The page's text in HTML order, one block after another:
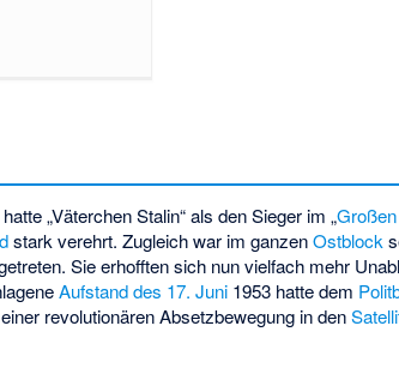
„Väterchen Stalin“ als den Sieger im „
stark verehrt. Zugleich war im ganzenOstblock
Sie erhofften sich nun vielfach mehr
Aufstand des 17. Juni 1953 hatte dem
revolutionären Absetzbewegung in den